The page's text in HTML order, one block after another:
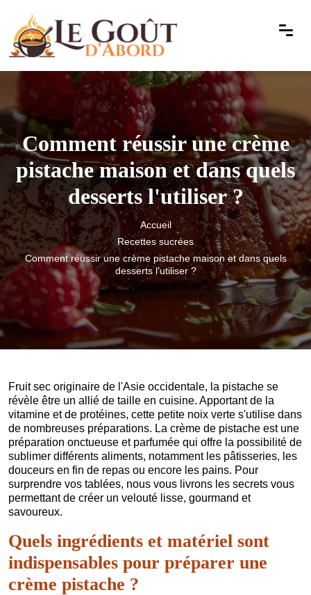
Comment réussir une crème
pistache maison et dans quels
desserts l'utiliser ?
Accueil
Recettes sucrées
Comment réussir une crème pistache maison et dans quels
desserts l'utiliser ?
Fruit sec originaire de l'Asie occidentale, la pistache se
révèle être un allié de taille en cuisine. Apportant de la
vitamine et de protéines, cette petite noix verte s'utilise dans
de nombreuses préparations. La crème de pistache est une
préparation onctueuse et parfumée qui offre la possibilité de
sublimer différents aliments, notamment les pâtisseries, les
douceurs en fin de repas ou encore les pains. Pour
surprendre vos tablées, nous vous livrons les secrets vous
permettant de créer un velouté lisse, gourmand et
savoureux.
Quels ingrédients et matériel sont
indispensables pour préparer une
crème pistache ?